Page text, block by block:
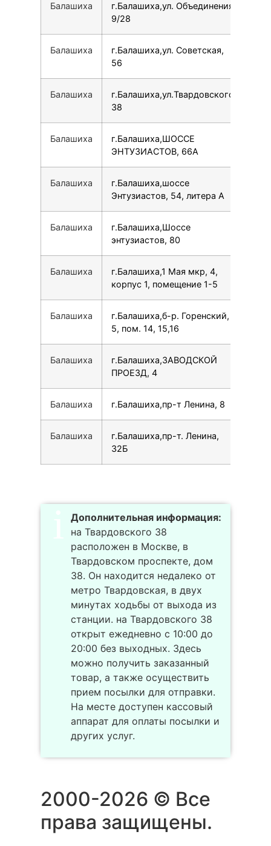
Балашиха
г.Балашиха,ул. Объединения,
9/28
Балашиха
г.Балашиха,ул. Советская,
56
Балашиха
г.Балашиха,ул.Твардовского,
38
Балашиха
г.Балашиха,ШОССЕ
ЭНТУЗИАСТОВ, 66А
Балашиха
г.Балашиха,шоссе
Энтузиастов, 54, литера А
Балашиха
г.Балашиха,Шоссе
энтузиастов, 80
Балашиха
г.Балашиха,1 Мая мкр, 4,
корпус 1, помещение 1-5
Балашиха
г.Балашиха,б-р. Горенский,
5, пом. 14, 15,16
Балашиха
г.Балашиха,ЗАВОДСКОЙ
ПРОЕЗД, 4
Балашиха г.Балашиха,пр-т Ленина, 8
Балашиха
г.Балашиха,пр-т. Ленина,
32Б
Дополнительная информация:
на Твардовского 38
расположен в Москве, в
Твардовском проспекте, дом
38. Он находится недалеко от
метро Твардовская, в двух
минутах ходьбы от выхода из
станции. на Твардовского 38
открыт ежедневно с 10:00 до
20:00 без выходных. Здесь
можно получить заказанный
товар, а также осуществить
прием посылки для отправки.
На месте доступен кассовый
аппарат для оплаты посылки и
других услуг.
2000-2026 © Все
права защищены.